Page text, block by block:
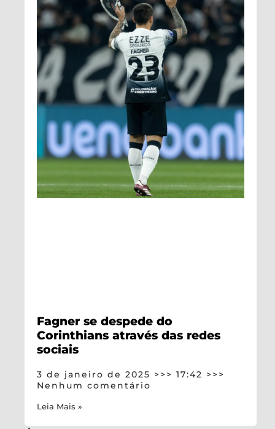
Fagner se despede do
Corinthians através das redes
sociais
3 de janeiro de 2025
17:42
Nenhum comentário
Leia Mais »